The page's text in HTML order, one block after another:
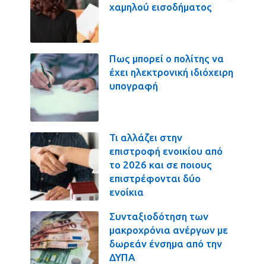
χαμηλού εισοδήματος
Πως μπορεί ο πολίτης να
έχει ηλεκτρονική ιδιόχειρη
υπογραφή
Τι αλλάζει στην
επιστροφή ενοικίου από
το 2026 και σε ποιους
επιστρέφονται δύο
ενοίκια
Συνταξιοδότηση των
μακροχρόνια ανέργων με
δωρεάν ένσημα από την
ΔΥΠΑ